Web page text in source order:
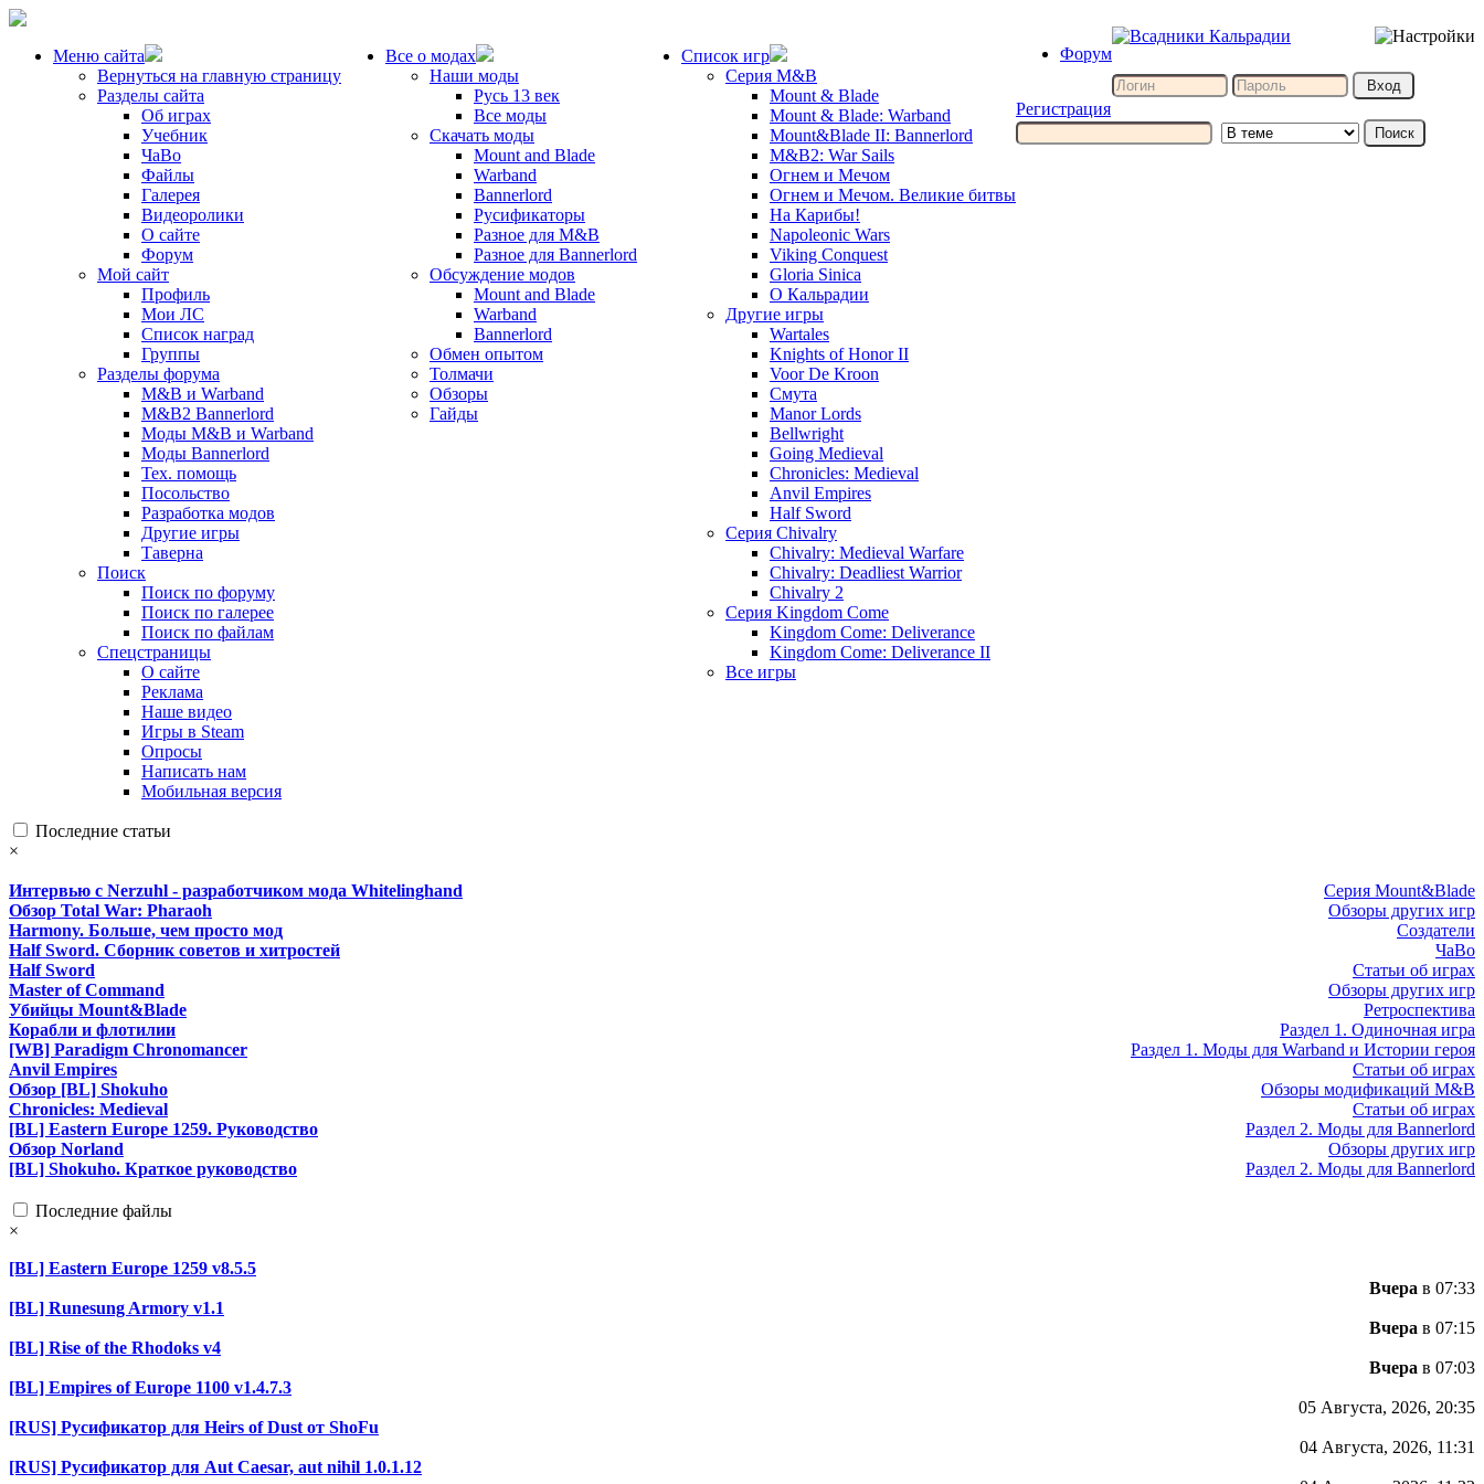
Меню сайта
Вернуться на главную страницу
Разделы сайта
Об играх
Учебник
ЧаВо
Файлы
Галерея
Видеоролики
О сайте
Форум
Мой сайт
Профиль
Мои ЛС
Список наград
Группы
Разделы форума
M&B и Warband
M&B2 Bannerlord
Моды M&B и Warband
Моды Bannerlord
Тех. помощь
Посольство
Разработка модов
Другие игры
Таверна
Поиск
Поиск по форуму
Поиск по галерее
Поиск по файлам
Спецстраницы
О сайте
Реклама
Наше видео
Игры в Steam
Опросы
Написать нам
Мобильная версия
Все о модах
Наши моды
Русь 13 век
Все моды
Скачать моды
Mount and Blade
Warband
Bannerlord
Русификаторы
Разное для M&B
Разное для Bannerlord
Обсуждение модов
Mount and Blade
Warband
Bannerlord
Обмен опытом
Толмачи
Обзоры
Гайды
Список игр
Серия M&B
Mount & Blade
Mount & Blade: Warband
Mount&Blade II: Bannerlord
M&B2: War Sails
Огнем и Мечом
Огнем и Мечом. Великие битвы
На Карибы!
Napoleonic Wars
Viking Conquest
Gloria Sinica
О Кальрадии
Другие игры
Wartales
Knights of Honor II
Voor De Kroon
Смута
Manor Lords
Bellwright
Going Medieval
Chronicles: Medieval
Anvil Empires
Half Sword
Серия Chivalry
Chivalry: Medieval Warfare
Chivalry: Deadliest Warrior
Chivalry 2
Серия Kingdom Come
Kingdom Come: Deliverance
Kingdom Come: Deliverance II
Все игры
Форум
Регистрация
Последние статьи
×
Серия Mount&Blade
Интервью с Nerzuhl - разработчиком мода Whitelinghand
Обзоры других игр
Обзор Total War: Pharaoh
Создатели
Harmony. Больше, чем просто мод
ЧаВо
Half Sword. Сборник советов и хитростей
Статьи об играх
Half Sword
Обзоры других игр
Master of Command
Ретроспектива
Убийцы Mount&Blade
Раздел 1. Одиночная игра
Корабли и флотилии
Раздел 1. Моды для Warband и Истории героя
[WB] Paradigm Chronomancer
Статьи об играх
Anvil Empires
Обзоры модификаций M&B
Обзор [BL] Shokuho
Статьи об играх
Chronicles: Medieval
Раздел 2. Моды для Bannerlord
[BL] Eastern Europe 1259. Руководство
Обзоры других игр
Обзор Norland
Раздел 2. Моды для Bannerlord
[BL] Shokuho. Краткое руководство
Последние файлы
×
[BL] Eastern Europe 1259 v8.5.5
Вчера в 07:33
[BL] Runesung Armory v1.1
Вчера в 07:15
[BL] Rise of the Rhodoks v4
Вчера в 07:03
[BL] Empires of Europe 1100 v1.4.7.3
05 Августа, 2026, 20:35
[RUS] Русификатор для Heirs of Dust от ShoFu
04 Августа, 2026, 11:31
[RUS] Русификатор для Aut Caesar, aut nihil 1.0.1.12